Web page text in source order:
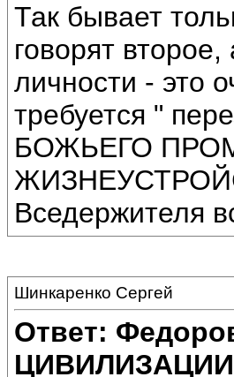
Так бывает
говорят
личности - это
требуется "
БОЖЬЕГО
Вседержителя
Шинкаренко Сергей
Ответ:
ЦИВИЛИЗАЦИИ